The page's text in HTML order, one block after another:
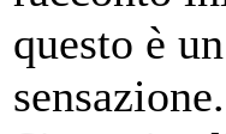
questo è
sensazione.